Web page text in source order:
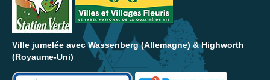
Ville jumelée avec Wassenberg (Allemagne) & Highworth
(Royaume-Uni)